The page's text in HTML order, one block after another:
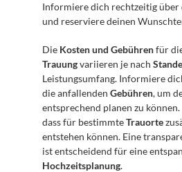
Informiere dich rechtzeitig
und reserviere deinen
Die Kosten und Gebühren für
Trauung variieren je nach
Leistungsumfang. Informiere
die anfallenden Gebühren, um
entsprechend planen zu
dass für bestimmte Trauorte
entstehen können. Eine
Hochzeitsplanung.